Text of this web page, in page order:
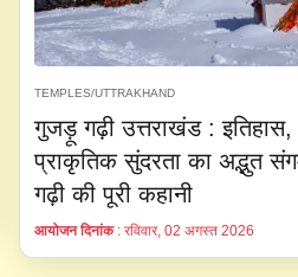
TEMPLES/UTTRAKHAND
गुजड़ू गढ़ी उत्तराखंड :
प्राकृतिक सुंदरता का अद्भुत
गढ़ी की पूरी कहानी
आयोजन दिनांक: रविवार, 02 अगस्त 2026